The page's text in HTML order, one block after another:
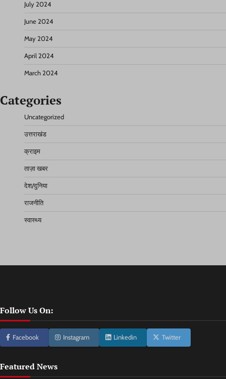
July 2024
June 2024
May 2024
April 2024
March 2024
Categories
Uncategorized
उत्तराखंड
क्राइम
ताज़ा खबर
देश/दुनिया
राजनीति
स्वास्थ्य
Follow Us On:
Facebook Instagram Linkedin Twitter
Featured News